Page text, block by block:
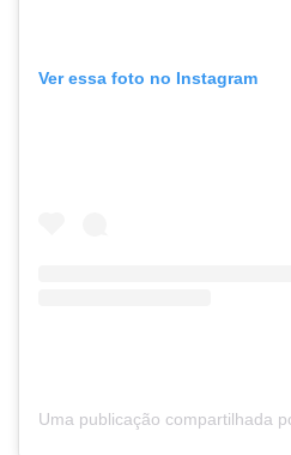
Ver essa foto no Instagram